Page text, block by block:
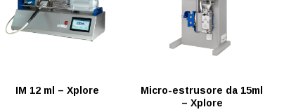
IM 12 ml – Xplore
Micro-estrusore da 15ml
– Xplore